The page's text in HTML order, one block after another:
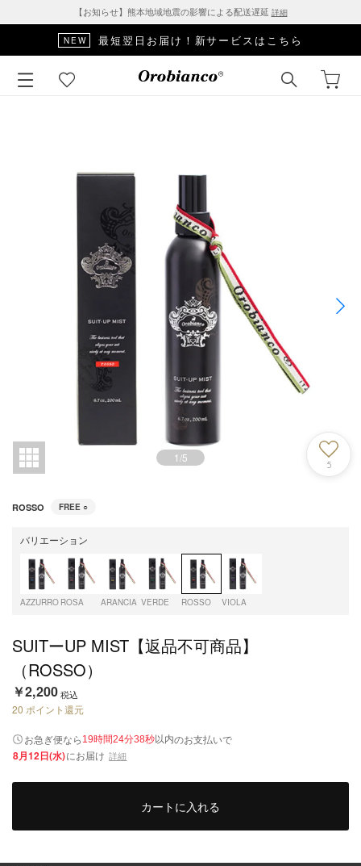
【お知らせ】熊本地域地震の影響による配送遅延 詳細
NEW 最短翌日お届け！新サービスはこちら
1/5
5
ROSSO FREE ○
バリエーション
AZZURRO ROSA ARANCIA VERDE ROSSO VIOLA
SUITーUP MIST【返品不可商品】
（ROSSO）
￥2,200税込
20 ポイント還元
お急ぎ便なら 19時間24分37秒以内のお支払いで
8月12日(水)にお届け 詳細
カートに入れる